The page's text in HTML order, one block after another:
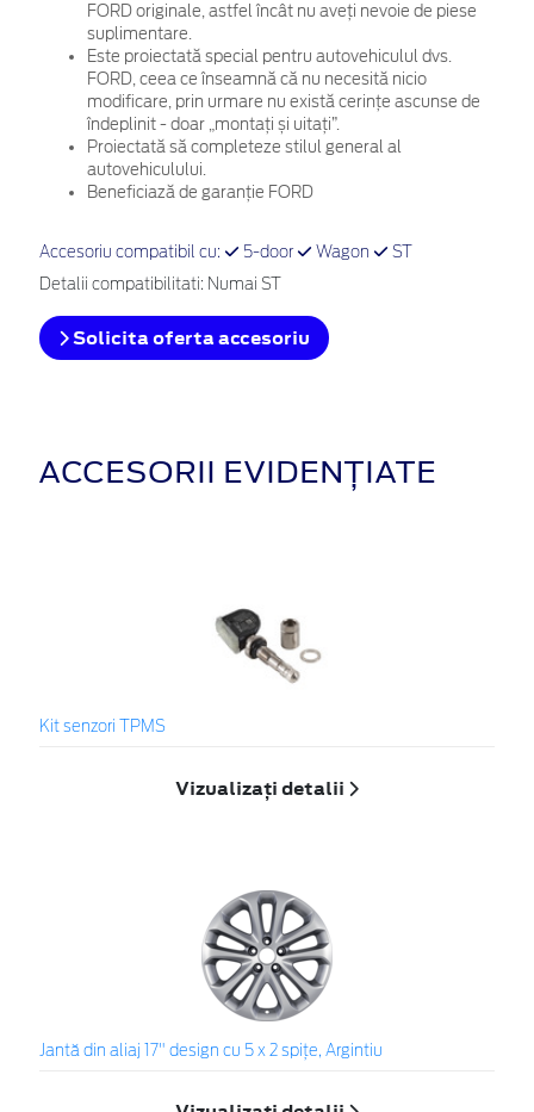
FORD originale, astfel încât nu aveți nevoie de piese
suplimentare.
Este proiectată special pentru autovehiculul dvs.
FORD, ceea ce înseamnă că nu necesită nicio
modificare, prin urmare nu există cerințe ascunse de
îndeplinit - doar „montați și uitați”.
Proiectată să completeze stilul general al
autovehiculului.
Beneficiază de garanție FORD
Accesoriu compatibil cu: 5-door Wagon ST
Detalii compatibilitati: Numai ST
Solicita oferta accesoriu
ACCESORII EVIDENȚIATE
Kit senzori TPMS
Vizualizați detalii
Jantă din aliaj 17" design cu 5 x 2 spiţe, Argintiu